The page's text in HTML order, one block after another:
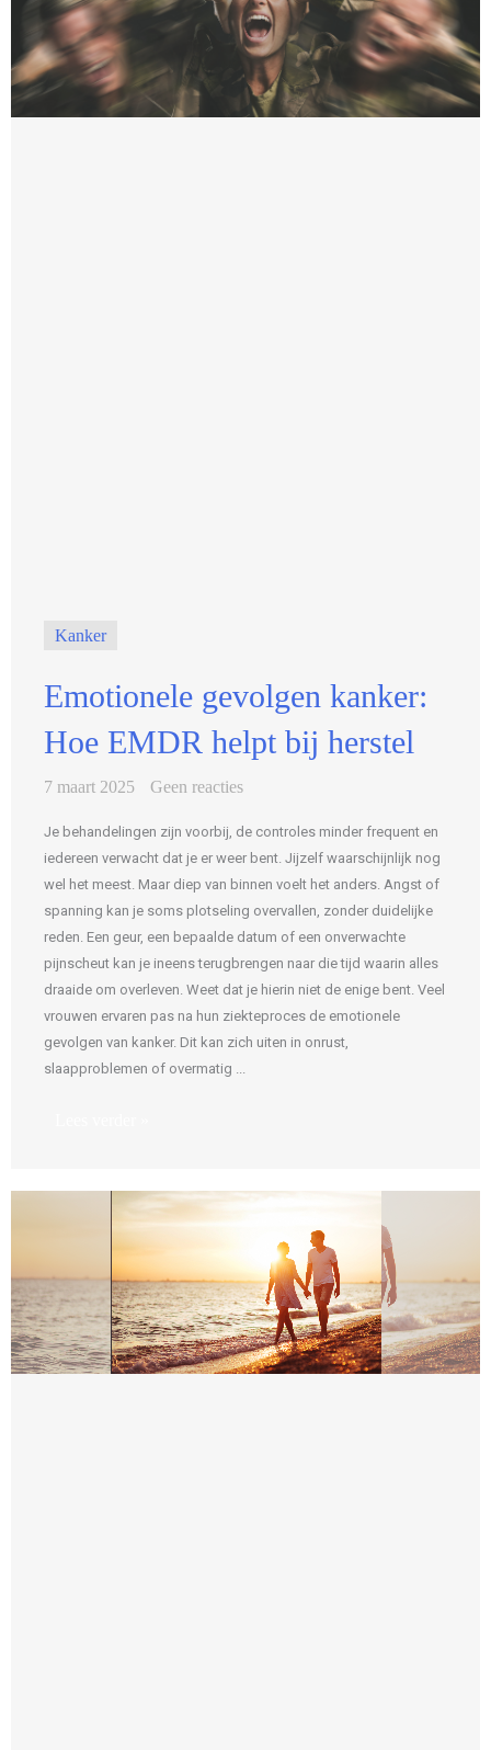
Kanker
Emotionele gevolgen kanker:
Hoe EMDR helpt bij herstel
7 maart 2025 Geen reacties
Je behandelingen zijn voorbij, de controles minder frequent en
iedereen verwacht dat je er weer bent. Jijzelf waarschijnlijk nog
wel het meest. Maar diep van binnen voelt het anders. Angst of
spanning kan je soms plotseling overvallen, zonder duidelijke
reden. Een geur, een bepaalde datum of een onverwachte
pijnscheut kan je ineens terugbrengen naar die tijd waarin alles
draaide om overleven. Weet dat je hierin niet de enige bent. Veel
vrouwen ervaren pas na hun ziekteproces de emotionele
gevolgen van kanker. Dit kan zich uiten in onrust,
slaapproblemen of overmatig ...